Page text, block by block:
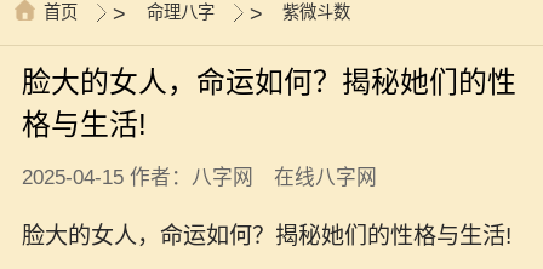
首页 > 命理八字 > 紫微斗数
脸大的女人，命运如何？揭秘她们的性
格与生活!
2025-04-15 作者：八字网 在线八字网
脸大的女人，命运如何？揭秘她们的性格与生活!